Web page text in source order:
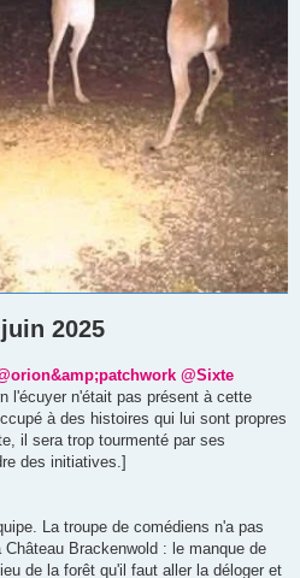
2025
@Sixte
l'écuyer n'était pas présent à cette
à des histoires qui lui sont propres
il sera trop tourmenté par ses
des initiatives.]
La troupe de comédiens n'a pas
Brackenwold : le manque de
de la forêt qu'il faut aller la déloger et